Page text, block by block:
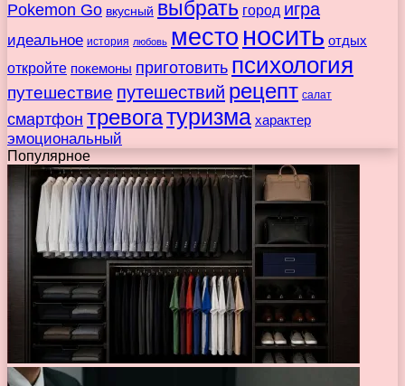
Pokemon Go вкусный выбрать город игра
идеальное история любовь место носить отдых
откройте покемоны приготовить психология
путешествие путешествий рецепт салат
смартфон тревогатуризма характер
эмоциональный
Популярное